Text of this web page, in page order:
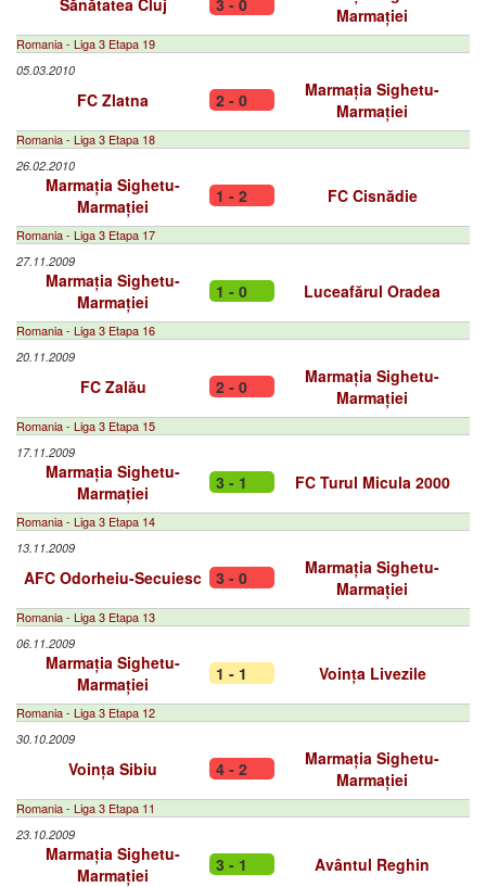
Sănătatea Cluj 3 - 0
Marmației
Romania - Liga 3 Etapa 19
05.03.2010
FC Zlatna 2 - 0
Marmația Sighetu-
Marmației
Romania - Liga 3 Etapa 18
26.02.2010
Marmația Sighetu-
Marmației
1 - 2 FC Cisnădie
Romania - Liga 3 Etapa 17
27.11.2009
Marmația Sighetu-
Marmației
1 - 0 Luceafărul Oradea
Romania - Liga 3 Etapa 16
20.11.2009
FC Zalău 2 - 0
Marmația Sighetu-
Marmației
Romania - Liga 3 Etapa 15
17.11.2009
Marmația Sighetu-
Marmației
3 - 1 FC Turul Micula 2000
Romania - Liga 3 Etapa 14
13.11.2009
AFC Odorheiu-Secuiesc 3 - 0
Marmația Sighetu-
Marmației
Romania - Liga 3 Etapa 13
06.11.2009
Marmația Sighetu-
Marmației
1 - 1 Voința Livezile
Romania - Liga 3 Etapa 12
30.10.2009
Voința Sibiu 4 - 2
Marmația Sighetu-
Marmației
Romania - Liga 3 Etapa 11
23.10.2009
Marmația Sighetu-
Marmației
3 - 1 Avântul Reghin